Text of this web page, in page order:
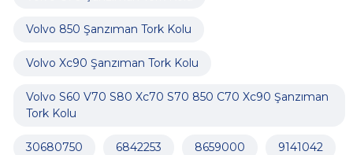
Volvo 850 Şanzıman Tork Kolu
Volvo Xc90 Şanzıman Tork Kolu
Volvo S60 V70 S80 Xc70 S70 850 C70 Xc90 Şanzıman
Tork Kolu
30680750 6842253 8659000 9141042